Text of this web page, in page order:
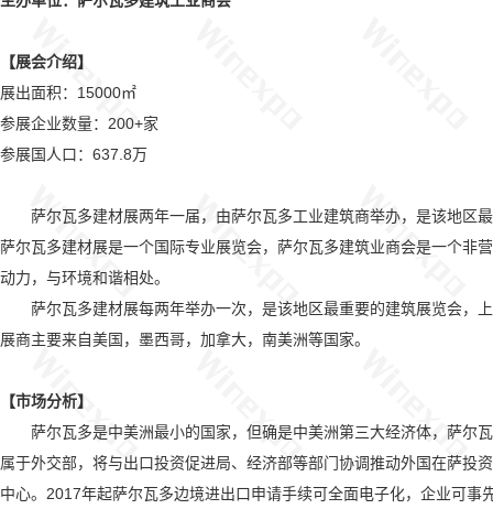
【展会介绍】
展出面积：15000㎡
参展企业数量：200+家
参展国人口：637.8万
萨尔瓦多建材展两年一届，由萨尔瓦多工业建筑商举办，是该地区
萨尔瓦多建材展是一个国际专业展览会，萨尔瓦多建筑业商会是一个非
动力，与环境和谐相处。
萨尔瓦多建材展每两年举办一次，是该地区最重要的建筑展览会，
展商主要来自美国，墨西哥，加拿大，南美洲等国家。
【市场分析】
萨尔瓦多是中美洲最小的国家，但确是中美洲第三大经济体，萨尔
属于外交部，将与出口投资促进局、经济部等部门协调推动外国在萨投
中心。2017年起萨尔瓦多边境进出口申请手续可全面电子化，企业可